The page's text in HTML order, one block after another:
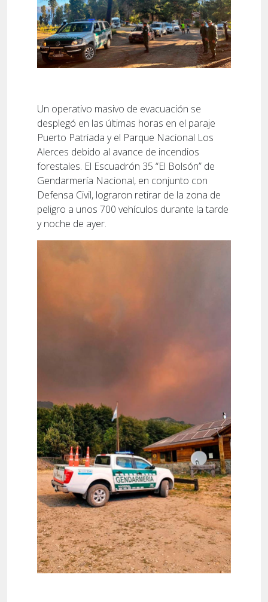
Un operativo masivo de evacuación se
desplegó en las últimas horas en el paraje
Puerto Patriada y el Parque Nacional Los
Alerces debido al avance de incendios
forestales. El Escuadrón 35 “El Bolsón” de
Gendarmería Nacional, en conjunto con
Defensa Civil, lograron retirar de la zona de
peligro a unos 700 vehículos durante la tarde
y noche de ayer.